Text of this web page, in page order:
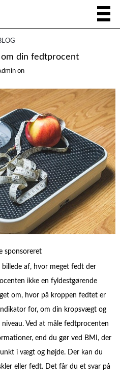
din fedtprocent
on
sponsoreret
af, hvor meget fedt der
ikke en fyldestgørende
om, hvor på kroppen fedtet er
for, om din kropsvægt og
Ved at måle fedtprocenten
end du gør ved BMI, der
i vægt og højde. Der kan du
eller fedt. Det får du et svar på